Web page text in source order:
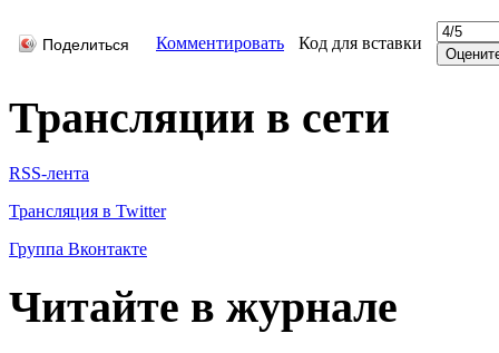
Поделиться Комментировать Код для вставки
Трансляции в сети
RSS-лента
Трансляция в Twitter
Группа Вконтакте
Читайте в журнале